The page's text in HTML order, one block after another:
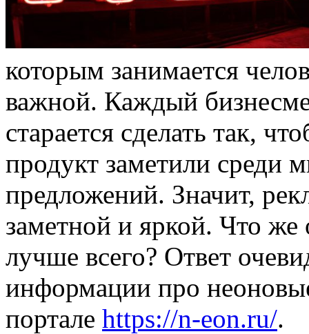
которым занимается
важной. Каждый
старается сделать так,
продукт заметили среди
предложений. Значит,
заметной и яркой. Что же
лучше всего? Ответ
информации про
портале https://n-eon.ru/.